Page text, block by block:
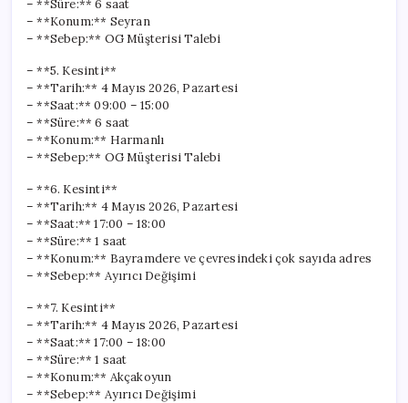
– **Süre:** 6 saat
– **Konum:** Seyran
– **Sebep:** OG Müşterisi Talebi
– **5. Kesinti**
– **Tarih:** 4 Mayıs 2026, Pazartesi
– **Saat:** 09:00 – 15:00
– **Süre:** 6 saat
– **Konum:** Harmanlı
– **Sebep:** OG Müşterisi Talebi
– **6. Kesinti**
– **Tarih:** 4 Mayıs 2026, Pazartesi
– **Saat:** 17:00 – 18:00
– **Süre:** 1 saat
– **Konum:** Bayramdere ve çevresindeki çok sayıda adres
– **Sebep:** Ayırıcı Değişimi
– **7. Kesinti**
– **Tarih:** 4 Mayıs 2026, Pazartesi
– **Saat:** 17:00 – 18:00
– **Süre:** 1 saat
– **Konum:** Akçakoyun
– **Sebep:** Ayırıcı Değişimi